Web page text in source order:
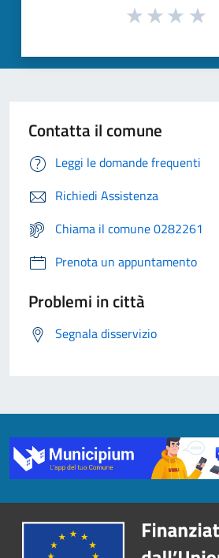
Contatta il comune
Leggi le domande frequenti
Richiedi Assistenza
Chiama il comune 0282261
Prenota un appuntamento
Problemi in città
Segnala disservizio